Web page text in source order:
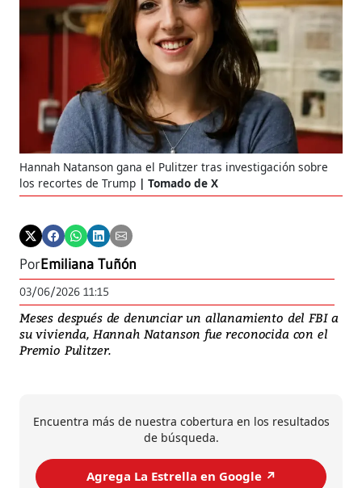
Hannah Natanson gana el Pulitzer tras investigación sobre
los recortes de Trump
Tomado de X
PorEmiliana Tuñón
03/06/2026 11:15
Meses después de denunciar un allanamiento del FBI a
su vivienda, Hannah Natanson fue reconocida con el
Premio Pulitzer.
Encuentra más de nuestra cobertura en los resultados
de búsqueda.
Agrega La Estrella en Google ↗️